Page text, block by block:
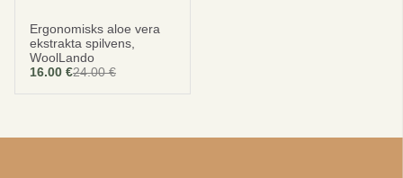
Ergonomisks aloe vera
ekstrakta spilvens,
WoolLando
24.00€
Original
16.00 €
Current